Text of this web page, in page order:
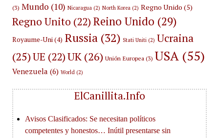
(3) Mundo (10) Nicaragua(2) North Korea(2) Regno Unido (5)
Regno Unito (22) Reino Unido (29)
Royaume-Uni(4) Russia(32) Stati Uniti(2) Ucraina
(25)UE (22)UK(26) Unión Europea (3) USA(55)
Venezuela (6) World(2)
ElCanillita.Info